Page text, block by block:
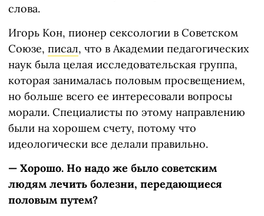
слова.
Игорь Кон, пионер сексологии в Советском
Союзе, писал, что в Академии педагогических
наук была целая исследовательская группа,
которая занималась половым просвещением,
но больше всего ее интересовали вопросы
морали. Специалисты по этому направлению
были на хорошем счету, потому что
идеологически все делали правильно.
— Хорошо. Но надо же было советским
людям лечить болезни, передающиеся
половым путем?